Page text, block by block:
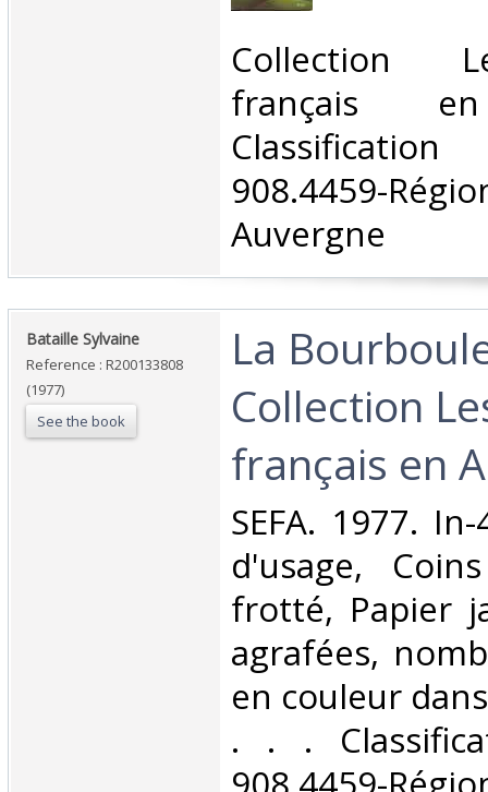
‎Collection
français
908.4459-
Auvergne‎
‎Bataille Sylvaine‎
Reference : R200133808
(1977)
See the book
‎La
Collection
français en
‎SEFA. 1977.
d'usage,
frotté, Papier
agrafées,
en couleur
. . .